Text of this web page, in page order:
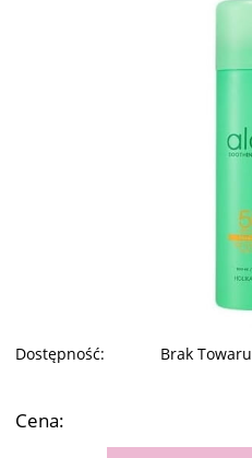
Dostępność: Brak Towaru
Cena: